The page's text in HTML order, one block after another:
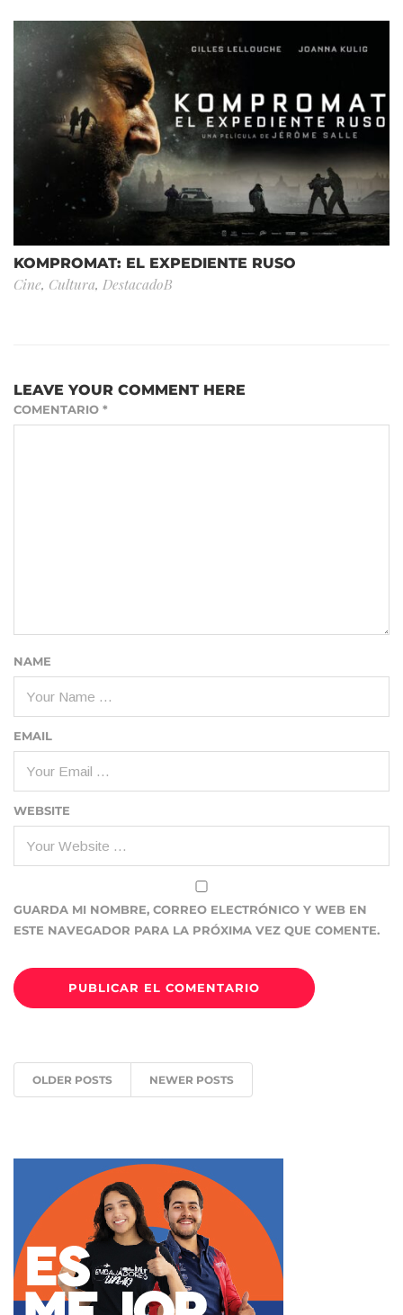
KOMPROMAT: EL EXPEDIENTE RUSO
Cine, Cultura, DestacadoB
LEAVE YOUR COMMENT HERE
COMENTARIO *
NAME
EMAIL
WEBSITE
GUARDA MI NOMBRE, CORREO ELECTRÓNICO Y WEB EN
ESTE NAVEGADOR PARA LA PRÓXIMA VEZ QUE COMENTE.
OLDER POSTS NEWER POSTS